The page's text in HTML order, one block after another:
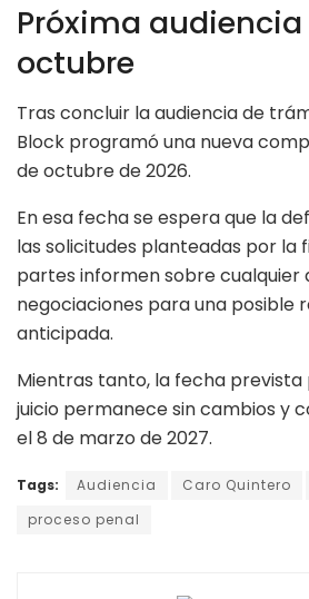
Próxima audiencia
octubre
Tras concluir la audiencia de
Block programó una nueva
de octubre de 2026.
En esa fecha se espera que la
las solicitudes planteadas por la
partes informen sobre cualquier
negociaciones para una posible
anticipada.
Mientras tanto, la fecha prevista
juicio permanece sin cambios y
el 8 de marzo de 2027.
Tags: Audiencia Caro Quintero
proceso penal